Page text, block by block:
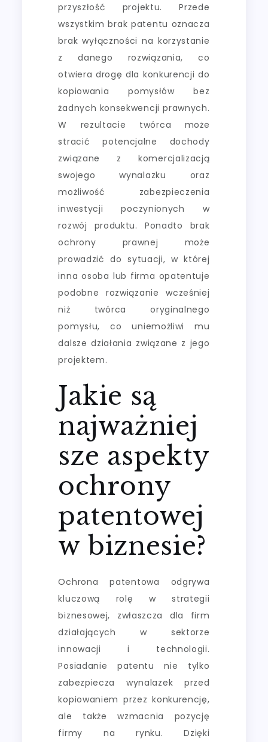
przyszłość projektu. Przede
wszystkim brak patentu oznacza
brak wyłączności na korzystanie
z danego rozwiązania, co
otwiera drogę dla konkurencji do
kopiowania pomysłów bez
żadnych konsekwencji prawnych.
W rezultacie twórca może
stracić potencjalne dochody
związane z komercjalizacją
swojego wynalazku oraz
możliwość zabezpieczenia
inwestycji poczynionych w
rozwój produktu. Ponadto brak
ochrony prawnej może
prowadzić do sytuacji, w której
inna osoba lub firma opatentuje
podobne rozwiązanie wcześniej
niż twórca oryginalnego
pomysłu, co uniemożliwi mu
dalsze działania związane z jego
projektem.
Jakie są
najważniej
sze aspekty
ochrony
patentowej
w biznesie?
Ochrona patentowa odgrywa
kluczową rolę w strategii
biznesowej, zwłaszcza dla firm
działających w sektorze
innowacji i technologii.
Posiadanie patentu nie tylko
zabezpiecza wynalazek przed
kopiowaniem przez konkurencję,
ale także wzmacnia pozycję
firmy na rynku. Dzięki